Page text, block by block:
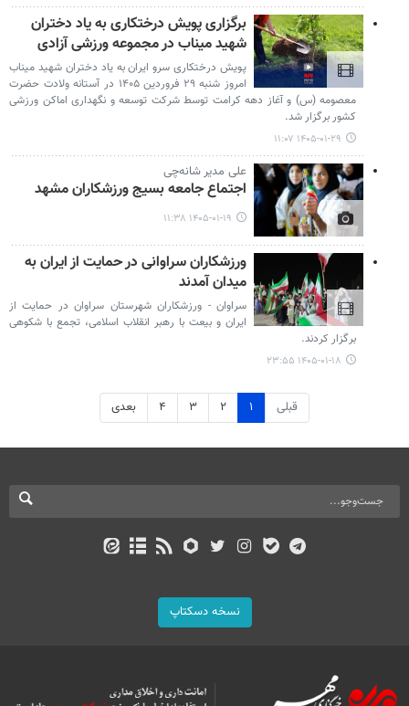
برگزاری پویش درختکاری به یاد دختران
شهید میناب در مجموعه ورزشی آزادی
پویش درختکاری سرو ایران به یاد دختران شهید میناب
امروز شنبه ۲۹ فروردین ۱۴۰۵ در آستانه ولادت حضرت
معصومه (س) و آغاز دهه کرامت توسط شرکت توسعه و نگهداری اماکن ورزشی
کشور برگزار شد.
۱۴۰۵-۰۱-۲۹ ۱۱:۰۷
علی مدیر شانه‌چی
اجتماع جامعه بسیج ورزشکاران مشهد
۱۴۰۵-۰۱-۱۹ ۱۱:۳۸
ورزشکاران سراوانی در حمایت از ایران به
میدان آمدند
سراوان - ورزشکاران شهرستان سراوان در حمایت از
ایران و بیعت با رهبر انقلاب اسلامی، تجمع با شکوهی
برگزار کردند.
۱۴۰۵-۰۱-۱۸ ۲۳:۵۵
قبلی ۱ ۲ ۳ ۴ بعدی
نسخه دسکتاپ